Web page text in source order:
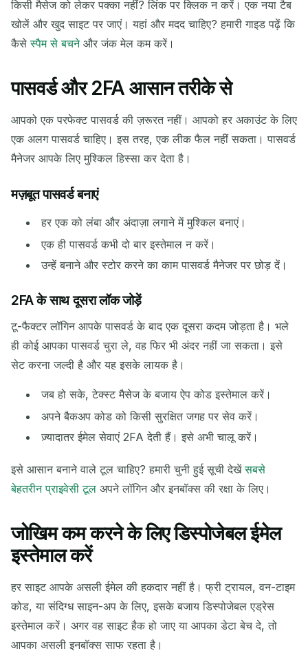
किसी मैसेज को लेकर पक्का नहीं? लिंक पर क्लिक न करें। एक नया टैब
खोलें और खुद साइट पर जाएं। यहां और मदद चाहिए? हमारी गाइड पढ़ें कि
कैसेस्पैम से बचनेऔर जंक मेल कम करें।
पासवर्ड और 2FA आसान तरीके से
आपको एक परफेक्ट पासवर्ड की ज़रूरत नहीं। आपको हर अकाउंट के लिए
एक अलग पासवर्ड चाहिए। इस तरह, एक लीक फैल नहीं सकता। पासवर्ड
मैनेजर आपके लिए मुश्किल हिस्सा कर देता है।
मज़बूत पासवर्ड बनाएं
हर एक को लंबा और अंदाज़ा लगाने में मुश्किल बनाएं।
एक ही पासवर्ड कभी दो बार इस्तेमाल न करें।
उन्हें बनाने और स्टोर करने का काम पासवर्ड मैनेजर पर छोड़ दें।
2FA के साथ दूसरा लॉक जोड़ें
टू-फैक्टर लॉगिन आपके पासवर्ड के बाद एक दूसरा कदम जोड़ता है। भले
ही कोई आपका पासवर्ड चुरा ले, वह फिर भी अंदर नहीं जा सकता। इसे
सेट करना जल्दी है और यह इसके लायक है।
जब हो सके, टेक्स्ट मैसेज के बजाय ऐप कोड इस्तेमाल करें।
अपने बैकअप कोड को किसी सुरक्षित जगह पर सेव करें।
ज़्यादातर ईमेल सेवाएं 2FA देती हैं। इसे अभी चालू करें।
इसे आसान बनाने वाले टूल चाहिए? हमारी चुनी हुई सूची देखेंसबसे
बेहतरीन प्राइवेसी टूल अपने लॉगिन और इनबॉक्स की रक्षा के लिए।
जोखिम कम करने के लिए डिस्पोजेबल ईमेल
इस्तेमाल करें
हर साइट आपके असली ईमेल की हकदार नहीं है। फ्री ट्रायल, वन-टाइम
कोड, या संदिग्ध साइन-अप के लिए, इसके बजाय डिस्पोजेबल एड्रेस
इस्तेमाल करें। अगर वह साइट हैक हो जाए या आपका डेटा बेच दे, तो
आपका असली इनबॉक्स साफ रहता है।